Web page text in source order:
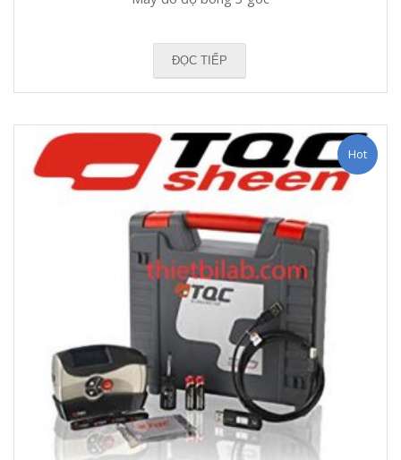
ĐỌC TIẾP
Hot